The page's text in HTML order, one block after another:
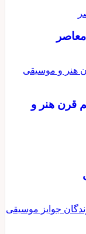
قرن هنر و